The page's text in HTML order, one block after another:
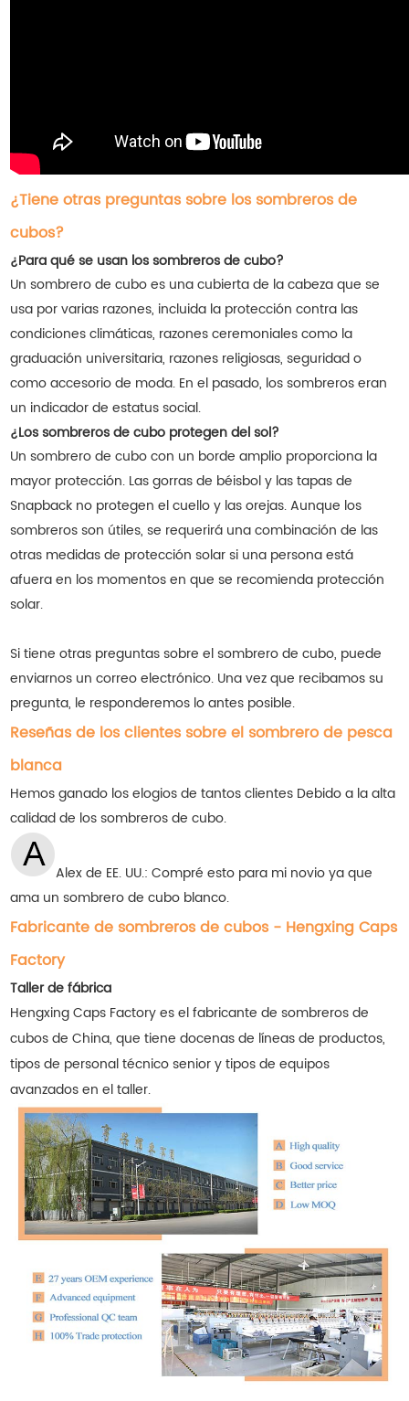
¿Tiene otras preguntas sobre los sombreros de
cubos?
¿Para qué se usan los sombreros de cubo?
Un sombrero de cubo es una cubierta de la cabeza que se
usa por varias razones, incluida la protección contra las
condiciones climáticas, razones ceremoniales como la
graduación universitaria, razones religiosas, seguridad o
como accesorio de moda. En el pasado, los sombreros eran
un indicador de estatus social.
¿Los sombreros de cubo protegen del sol?
Un sombrero de cubo con un borde amplio proporciona la
mayor protección. Las gorras de béisbol y las tapas de
Snapback no protegen el cuello y las orejas. Aunque los
sombreros son útiles, se requerirá una combinación de las
otras medidas de protección solar si una persona está
afuera en los momentos en que se recomienda protección
solar.
Si tiene otras preguntas sobre el sombrero de cubo, puede
enviarnos un correo electrónico. Una vez que recibamos su
pregunta, le responderemos lo antes posible.
Reseñas de los clientes sobre el sombrero de pesca
blanca
Hemos ganado los elogios de tantos clientes Debido a la alta
calidad de los sombreros de cubo.
Alex de EE. UU.: Compré esto para mi novio ya que
ama un sombrero de cubo blanco.
Fabricante de sombreros de cubos - Hengxing Caps
Factory
Taller de fábrica
Hengxing Caps Factory es el fabricante de sombreros de
cubos de China, que tiene docenas de líneas de productos,
tipos de personal técnico senior y tipos de equipos
avanzados en el taller.